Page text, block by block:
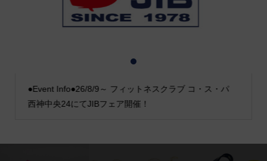
●Event Info●26/8/9～ フィットネスクラブ コ・ス・パ
西神中央24にてJIBフェア開催！
2